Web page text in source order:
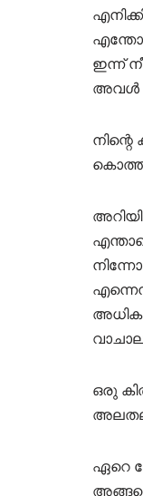
എന്തോ
ഇന്ന്
അവൾ
ഒരു
ഏറെ